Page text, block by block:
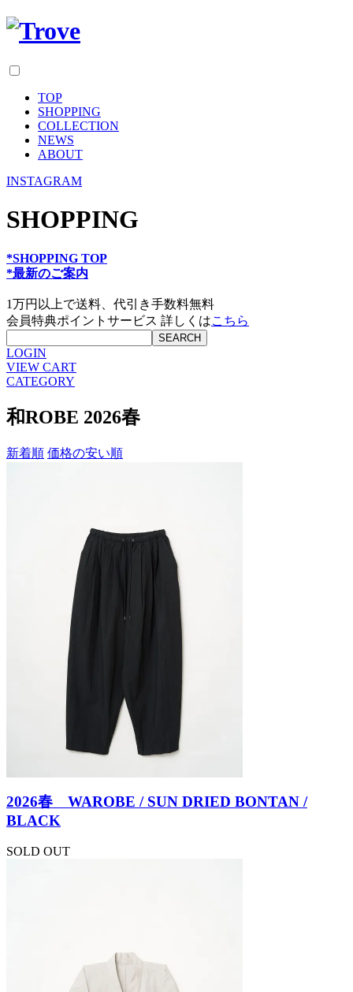
TOP
SHOPPING
COLLECTION
NEWS
ABOUT
INSTAGRAM
SHOPPING
*SHOPPING TOP
*最新のご案内
1万円以上で送料、代引き手数料無料
会員特典ポイントサービス 詳しくはこちら
LOGIN
VIEW CART
CATEGORY
和ROBE 2026春
新着順 価格の安い順
2026春 WAROBE / SUN DRIED BONTAN /
BLACK
SOLD OUT